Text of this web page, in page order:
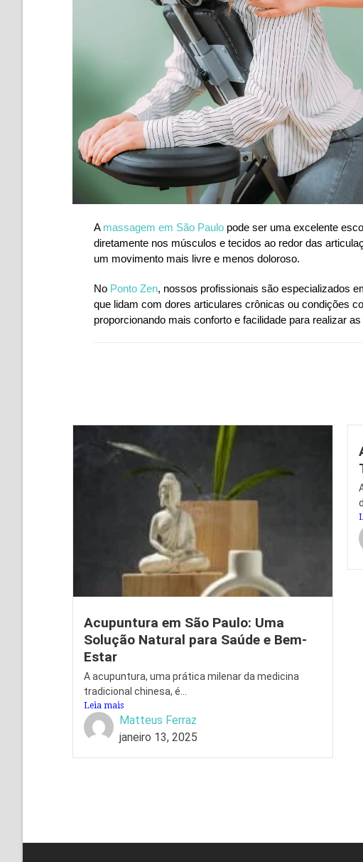
A massagem em São Paulo pode ser uma excelente
diretamente nos músculos e tecidos ao redor das
um movimento mais livre e menos doloroso.
No Ponto Zen, nossos profissionais são especializados
que lidam com dores articulares crônicas ou condições
proporcionando mais conforto e facilidade para realizar
Acupuntura em São Paulo: Uma
Solução Natural para Saúde e Bem-
Estar
A acupuntura, uma prática milenar da medicina
tradicional chinesa, é...
Leia mais
Matteus Ferraz
janeiro 13, 2025